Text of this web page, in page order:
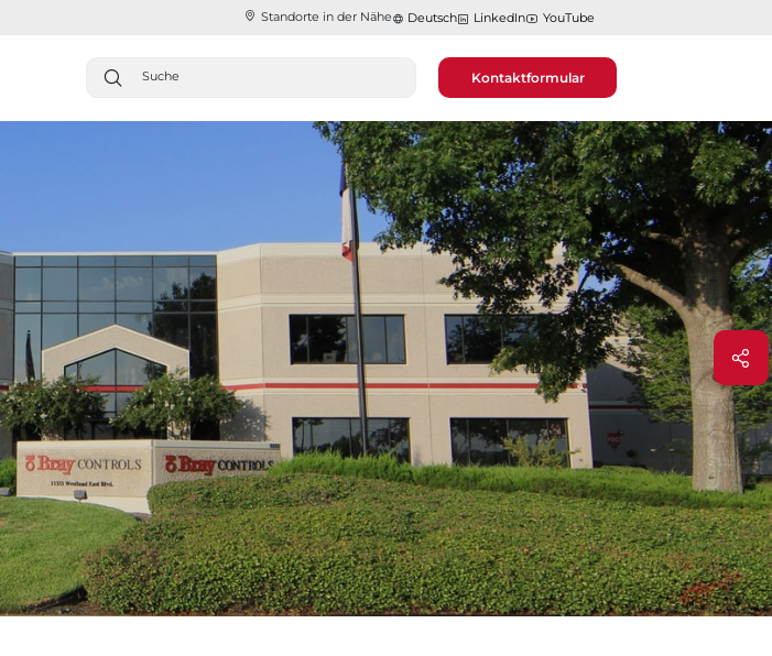
Standorte in der Nähe​​​​​​​ Deutsch LinkedIn YouTube
Kontaktformular